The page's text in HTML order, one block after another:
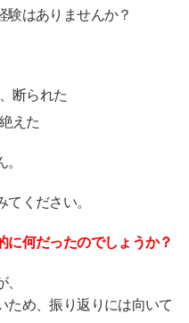
験はありませんか？
断られた
えた
ください。
に何だったのでしょうか？
ため、振り返りには向いて